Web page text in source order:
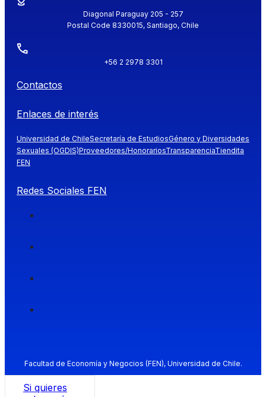
Diagonal Paraguay 205 - 257
Postal Code 8330015, Santiago, Chile
+56 2 2978 3301
Contactos
Enlaces de interés
Universidad de ChileSecretaría de EstudiosGénero y Diversidades
Sexuales (OGDIS)Proveedores/HonorariosTransparenciaTiendita
FEN
Redes Sociales FEN
Facultad de Economía y Negocios (FEN), Universidad de Chile.
Si quieres